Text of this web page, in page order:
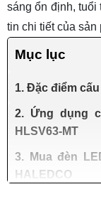
sáng ổn định,
tin chi tiết của sản
Mục lục
1. Đặc điểm
2. Ứng dụng
HLSV63-MT
3. Mua đèn
HALEDCO